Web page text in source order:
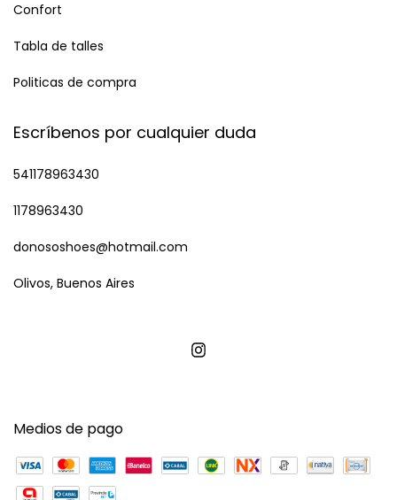
Confort
Tabla de talles
Politicas de compra
Escríbenos por cualquier duda
541178963430
1178963430
donososhoes@hotmail.com
Olivos, Buenos Aires
Medios de pago